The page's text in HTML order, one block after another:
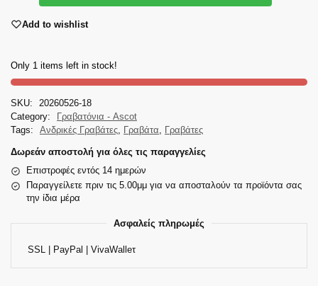
Add to wishlist
Only 1 items left in stock!
SKU:
20260526-18
Category:
Γραβατόνια - Ascot
Tags:
Ανδρικές Γραβάτες, Γραβάτα, Γραβάτες
Δωρεάν αποστολή για όλες τις παραγγελίες
Επιστροφές εντός 14 ημερών
Παραγγείλετε πριν τις 5.00μμ για να αποσταλούν τα προϊόντα σας
την ίδια μέρα
Ασφαλείς πληρωμές
SSL | PayPal | VivaWalleτ